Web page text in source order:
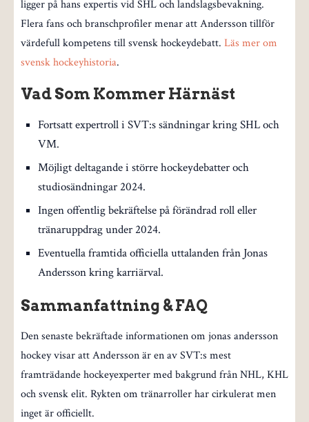
ligger på hans expertis vid SHL och landslagsbevakning.
Flera fans och branschprofiler menar att Andersson tillför
värdefull kompetens till svensk hockeydebatt. Läs mer om
svensk hockeyhistoria.
Vad Som Kommer Härnäst
Fortsatt expertroll i SVT:s sändningar kring SHL och
VM.
Möjligt deltagande i större hockeydebatter och
studiosändningar 2024.
Ingen offentlig bekräftelse på förändrad roll eller
tränaruppdrag under 2024.
Eventuella framtida officiella uttalanden från Jonas
Andersson kring karriärval.
Sammanfattning & FAQ
Den senaste bekräftade informationen om jonas andersson
hockey visar att Andersson är en av SVT:s mest
framträdande hockeyexperter med bakgrund från NHL, KHL
och svensk elit. Rykten om tränarroller har cirkulerat men
inget är officiellt.